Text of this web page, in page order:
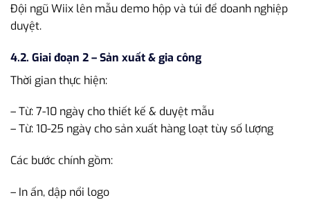
Đội ngũ Wiix lên mẫu demo hộp và túi để doanh nghiệp
duyệt.
4.2. Giai đoạn 2 – Sản xuất & gia công
Thời gian thực hiện:
– Từ: 7-10 ngày cho thiết kế & duyệt mẫu
– Từ: 10-25 ngày cho sản xuất hàng loạt tùy số lượng
Các bước chính gồm:
– In ấn, dập nổi logo